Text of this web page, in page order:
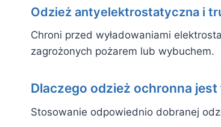
Odzież antyelektrostatyczna i
Chroni przed wyładowaniami
zagrożonych pożarem lub wybuchem.
Dlaczego odzież ochronna
Stosowanie odpowiednio dobranej